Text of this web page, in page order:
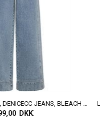
CO`COUTURE JEANS, DENICECC JEANS, BLEACH DENIM